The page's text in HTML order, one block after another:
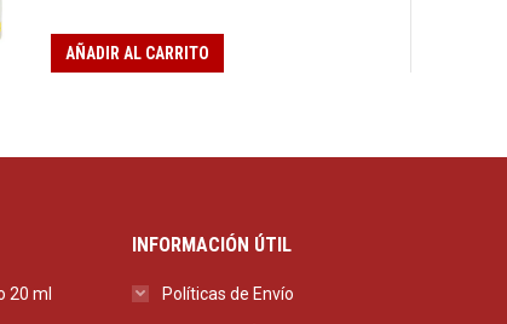
AÑADIR AL CARRITO
20 ml
INFORMACIÓN ÚTIL
Políticas de Envío